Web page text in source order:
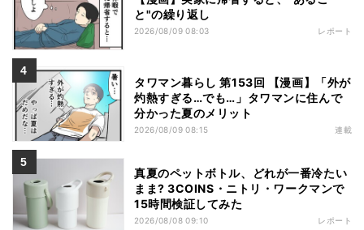
と"の繰り返し
2026/08/09 08:03 レポート
タワマン暮らし 第153回 【漫画】「外が
灼熱すぎる…でも…」タワマンに住んで
分かった夏のメリット
2026/08/09 08:15 連載
真夏のペットボトル、どれが一番冷たい
まま? 3COINS・ニトリ・ワークマンで
15時間検証してみた
2026/08/08 09:10 レポート